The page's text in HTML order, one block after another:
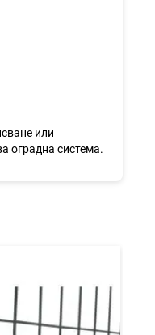
или
оградна система.